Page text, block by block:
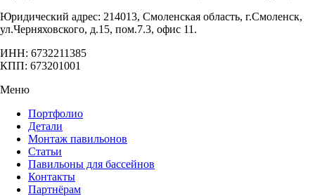
Юридический адрес: 214013, Смоленская область, г.Смоленск,
ул.Черняховского, д.15, пом.7.3, офис 11.
ИНН: 6732211385
КПП: 673201001
Меню
Портфолио
Детали
Монтаж павильонов
Статьи
Павильоны для бассейнов
Контакты
Партнёрам